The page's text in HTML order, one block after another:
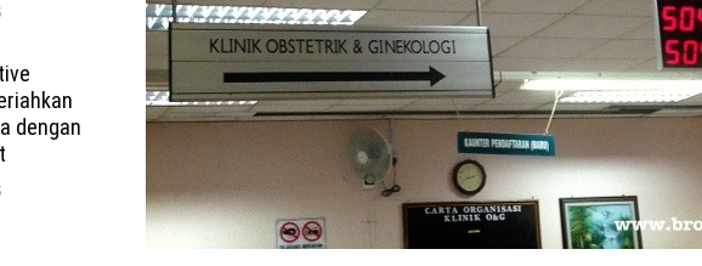
dengan